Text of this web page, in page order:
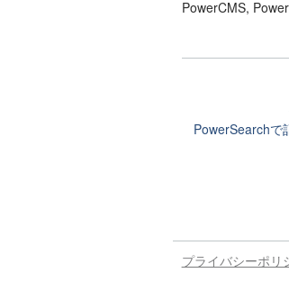
PowerCMS,
PowerSearchで
プライバシーポリ